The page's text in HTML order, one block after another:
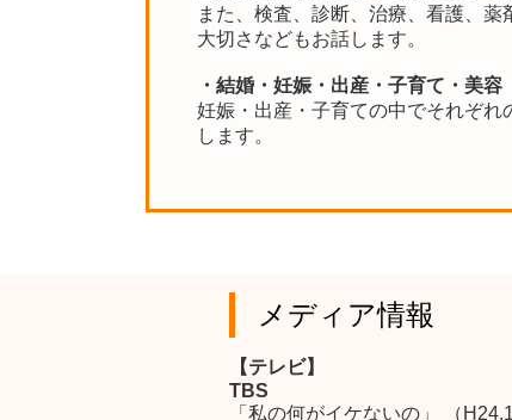
また、検査、診断、治療、看護、
大切さなどもお話します。
・結婚・妊娠・出産・子育て・美容
妊娠・出産・子育ての中でそれぞ
します。
メディア情報
【テレビ】
TBS
「私の何がイケないの」 （